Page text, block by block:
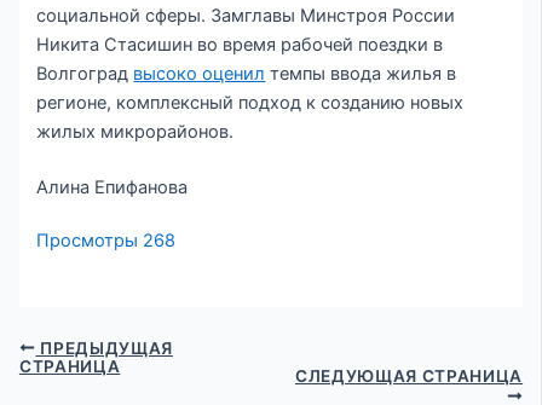
социальной сферы. Замглавы Минстроя России
Никита Стасишин во время рабочей поездки в
Волгоград высоко оценил темпы ввода жилья в
регионе, комплексный подход к созданию новых
жилых микрорайонов.
Алина Епифанова
Просмотры 268
ПРЕДЫДУЩАЯ
СТРАНИЦА
СЛЕДУЮЩАЯ СТРАНИЦА